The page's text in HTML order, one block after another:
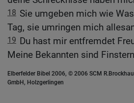
18 Sie umgeben mich wie
Tag, sie umringen mich
19 Du hast mir entfremdet
Meine Bekannten sind
Elberfelder Bibel 2006, © 2006 SCM
GmbH, Holzgerlingen